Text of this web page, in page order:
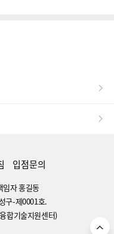
입점문의
자 홍길동
구-제0001호.
합기술지원센터)